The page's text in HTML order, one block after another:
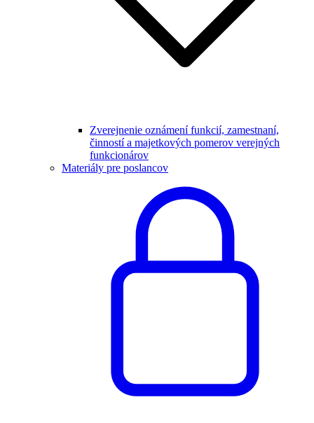
Zverejnenie oznámení funkcií, zamestnaní,
činností a majetkových pomerov verejných
funkcionárov
Materiály pre poslancov